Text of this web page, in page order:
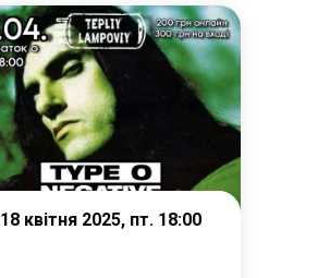
18 квітня 2025, пт. 18:00